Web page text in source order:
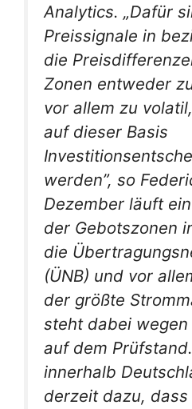
Analytics. „Dafür
Preissignale in
die
Zonen entweder
vor allem zu
auf dieser Basis
werden”, so
Dezember läuft
der Gebotszonen
die
(ÜNB) und vor
der größte
steht dabei
auf dem
innerhalb
derzeit dazu,